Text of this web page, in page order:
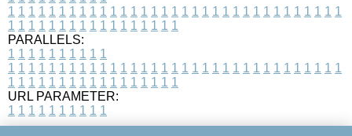
1 1 1 1 1 1 1 1 1 1 1 1 1 1 1 1 1 1 1 1 1 1 1 1 1 1 1 1 1 1 1 1 1
1 1 1 1 1 1 1 1 1 1 1 1 1 1 1 1 1
PARALLELS:
1 1 1 1 1 1 1 1 1 1
1 1 1 1 1 1 1 1 1 1 1 1 1 1 1 1 1 1 1 1 1 1 1 1 1 1 1 1 1 1 1 1 1
1 1 1 1 1 1 1 1 1 1 1 1 1 1 1 1 1
URL PARAMETER:
1 1 1 1 1 1 1 1 1 1